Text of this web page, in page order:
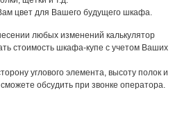
цвет для Вашего будущего шкафа.
любых изменений калькулятор
стоимость шкафа-купе с учетом Ваших
углового элемента, высоту полок и
обсудить при звонке оператора.